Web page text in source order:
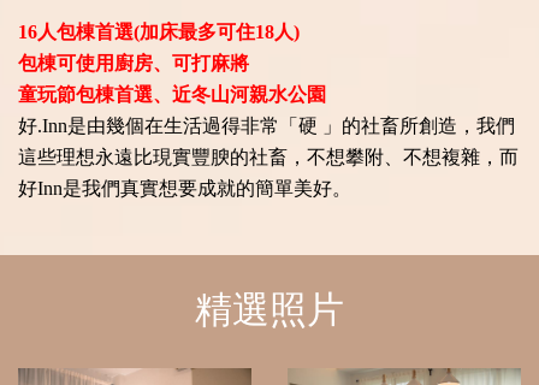
16人包棟首選(加床最多可住18人)
包棟可使用廚房、可打麻將
童玩節包棟首選、近冬山河親水公園
好.Inn是由幾個在生活過得非常「硬 」的社畜所創造，我們
這些理想永遠比現實豐腴的社畜，不想攀附、不想複雜，而
好Inn是我們真實想要成就的簡單美好。
精選照片